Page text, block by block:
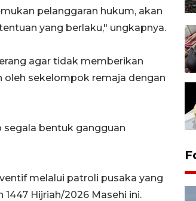
pelanggaran hukum, akan
yang berlaku," ungkapnya.
agar tidak memberikan
oleh sekelompok remaja dengan
bentuk gangguan
melalui patroli pusaka yang
Hijriah/2026 Masehi ini.